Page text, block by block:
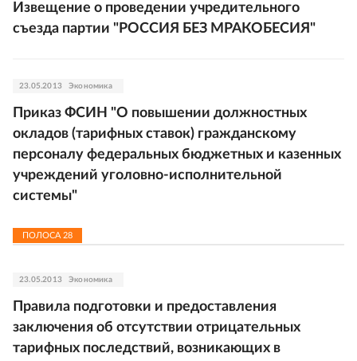
Извещение о проведении учредительного
съезда партии "РОССИЯ БЕЗ МРАКОБЕСИЯ"
23.05.2013 Экономика
Приказ ФСИН "О повышении должностных
окладов (тарифных ставок) гражданскому
персоналу федеральных бюджетных и казенных
учреждений уголовно-исполнительной
системы"
ПОЛОСА 28
23.05.2013 Экономика
Правила подготовки и предоставления
заключения об отсутствии отрицательных
тарифных последствий, возникающих в